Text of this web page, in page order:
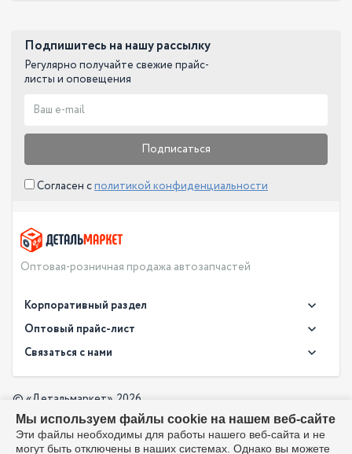
Подпишитесь на нашу рассылку
Регулярно получайте свежие прайс-
листы и оповещения
Подписаться
Согласен сполитикой конфиденциальности
Оптовая-розничная продажа автозапчастей
Корпоративный раздел
Новости
О компании
Доставка
Оптовый прайс-лист
Оплата
Производители
Политика в отношении обработки персональных данных
Оптовый прайс-лист
Скачать прайс в PDF
Связаться с нами
info@detalmarket.ru
© «Детальмаркет», 2026
Разработка:
Мы используем файлы cookie на нашем веб-сайте
Эти файлы необходимы для работы нашего веб-сайта и не
могут быть отключены в наших системах. Однако вы можете